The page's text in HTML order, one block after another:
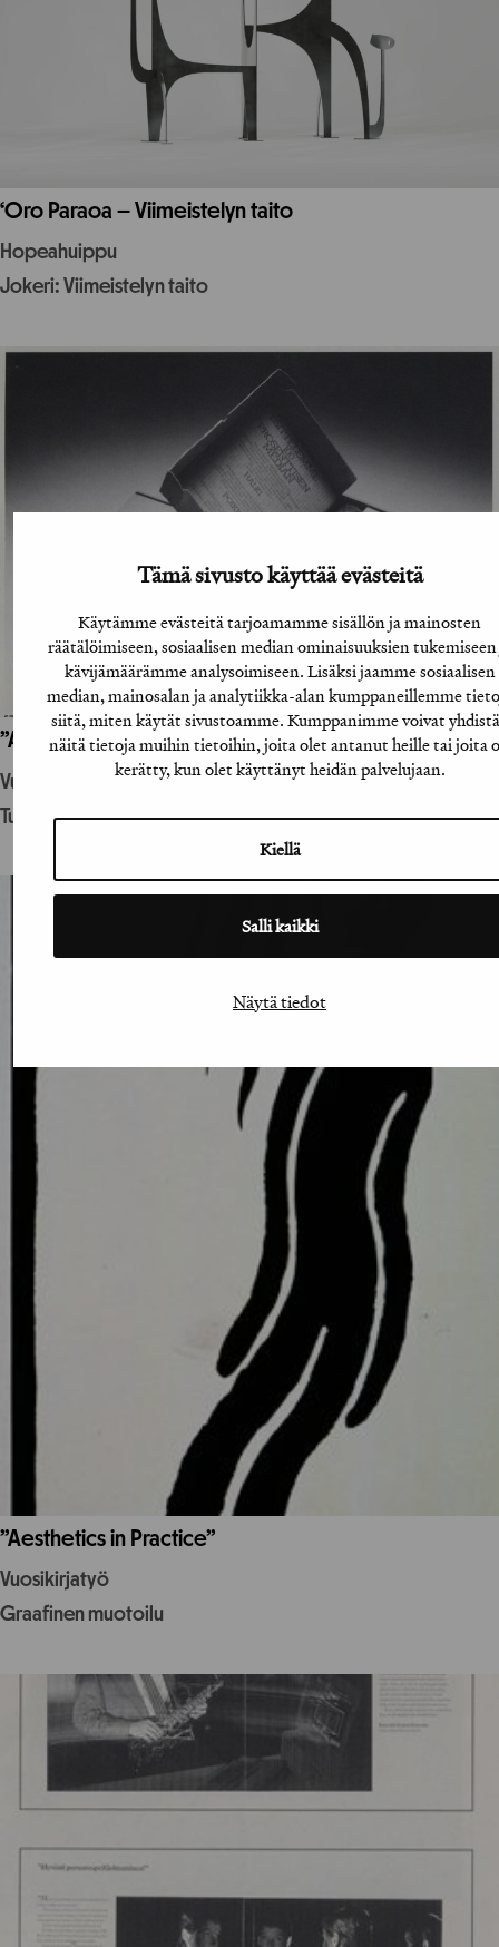
Tämä sivusto käyttää evästeitä
Käytämme evästeitä tarjoamamme sisällön ja mainosten
räätälöimiseen, sosiaalisen median ominaisuuksien
kävijämäärämme analysoimiseen. Lisäksi jaamme sosiaalisen
median, mainosalan ja analytiikka-alan kumppaneillemme
siitä, miten käytät sivustoamme. Kumppanimme voivat
näitä tietoja muihin tietoihin, joita olet antanut heille tai joita
kerätty, kun olet käyttänyt heidän palvelujaan.
Kiellä
Salli kaikki
Näytä tiedot
‘Oro Paraoa – Viimeistelyn taito
Hopeahuippu
Jokeri: Viimeistelyn taito
”A-lehtien suoramainoslähetys”
Vuosikirjatyö
Tuotantohyödykemainonta
”Aesthetics in Practice”
Vuosikirjatyö
Graafinen muotoilu